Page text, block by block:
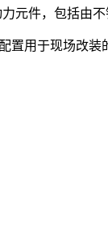
元件，包括由
置用于现场改